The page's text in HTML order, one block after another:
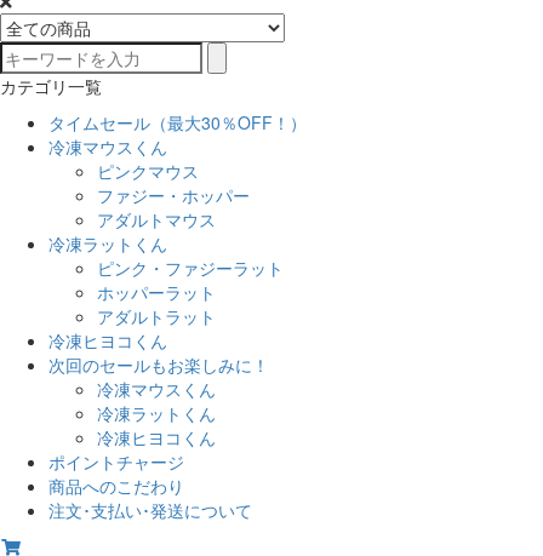
カテゴリ一覧
タイムセール（最大30％OFF！）
冷凍マウスくん
ピンクマウス
ファジー・ホッパー
アダルトマウス
冷凍ラットくん
ピンク・ファジーラット
ホッパーラット
アダルトラット
冷凍ヒヨコくん
次回のセールもお楽しみに！
冷凍マウスくん
冷凍ラットくん
冷凍ヒヨコくん
ポイントチャージ
商品へのこだわり
注文･支払い･発送について